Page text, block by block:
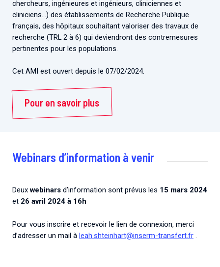
chercheurs, ingénieures et ingénieurs, cliniciennes et
cliniciens…) des établissements de Recherche Publique
français, des hôpitaux souhaitant valoriser des travaux de
recherche (TRL 2 à 6) qui deviendront des contremesures
pertinentes pour les populations.
Cet AMI est ouvert depuis le 07/02/2024.
Pour en savoir plus
Webinars d’information à venir
Deuxwebinars d’information sont prévus les 15 mars 2024
et 26 avril 2024 à 16h
Pour vous inscrire et recevoir le lien de connexion, merci
d’adresser un mail à leah.shteinhart@inserm-transfert.fr